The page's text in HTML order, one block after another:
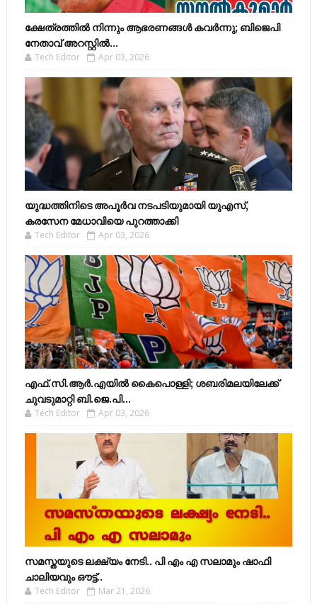
ക്ഷേത്രത്തിൽ നിന്നും ആഭരണങ്ങൾ കവർന്നു; ബിജെപി
നേതാവ് അറസ്റ്റിൽ...
Tech Editor Apr 03, 2026
യുദ്ധത്തിനിടെ അപൂർവ നടപടിയുമായി യുഎസ്,
കരസേന മേധാവിയെ പുറത്താക്കി
Tech Editor Apr 03, 2026
എഫ്​.സി.ആർ.എയിൽ കൈപൊള്ളി; ശബരിമലയിലേക്ക്​
ചുവടുമാറ്റി ബി.ജെ.പി...
Tech Editor Apr 03, 2026
സമസ്തയുടെ ലക്ഷ്യം നേടി.. പി എം എ സലാമും ഷാഫി
ചാലിയവും ഔട്ട്..
Tech Editor Mar 21, 2026